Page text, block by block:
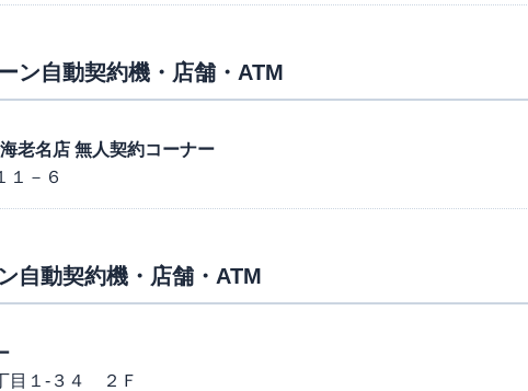
ン自動契約機・店舗・ATM
老名店 無人契約コーナー
１－６
自動契約機・店舗・ATM
目１-３４ ２Ｆ